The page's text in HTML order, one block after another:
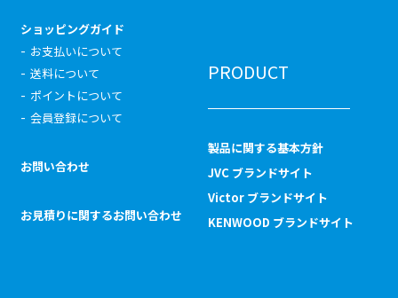
ショッピングガイド
お支払いについて
送料について
ポイントについて
会員登録について
お問い合わせ
お見積りに関するお問い合わせ
PRODUCT
製品に関する基本方針
JVC ブランドサイト
Victor ブランドサイト
KENWOOD ブランドサイト